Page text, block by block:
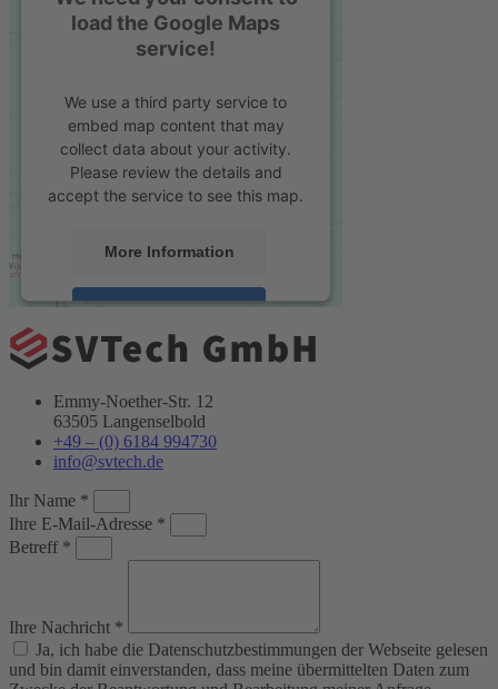
load the Google Maps
service!
We use a third party service to
embed map content that may
collect data about your activity.
Please review the details and
accept the service to see this map.
More Information
Accept
powered by Usercentrics Consent
Emmy-Noether-Str. 12
63505 Langenselbold
+49 – (0) 6184 994730
info@svtech.de
Ihr Name *
Ihre E-Mail-Adresse *
Betreff *
Ihre Nachricht *
Ja, ich habe die Datenschutzbestimmungen der Webseite gelesen
und bin damit einverstanden, dass meine übermittelten Daten zum